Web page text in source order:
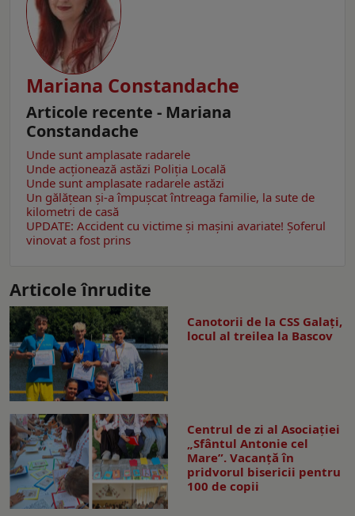
Mariana Constandache
Articole recente - Mariana
Constandache
Unde sunt amplasate radarele
Unde acționează astăzi Poliția Locală
Unde sunt amplasate radarele astăzi
Un gălăţean și-a împușcat întreaga familie, la sute de
kilometri de casă
UPDATE: Accident cu victime și mașini avariate! Șoferul
vinovat a fost prins
Articole înrudite
Canotorii de la CSS Galați,
locul al treilea la Bascov
Centrul de zi al Asociației
„Sfântul Antonie cel
Mare”. Vacanță în
pridvorul bisericii pentru
100 de copii